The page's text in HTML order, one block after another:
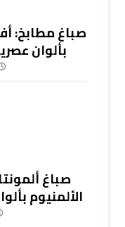
صباغ مطابخ:
بألوان
صباغ
الألمنيوم